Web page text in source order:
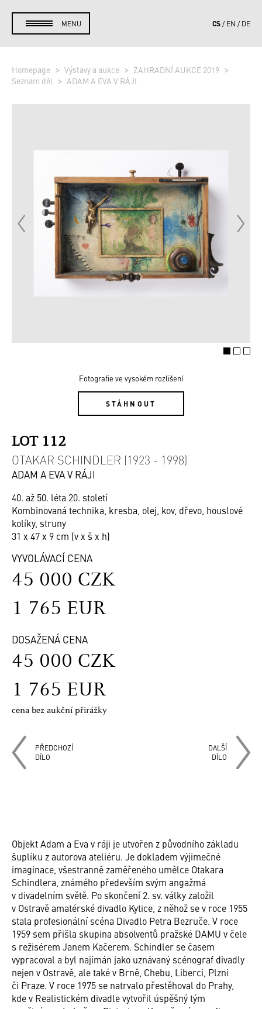
MENU CS EN DE
Homepage Výstavy a aukce
ZAHRADNÍ AUKCE 2019
Seznam děl
ADAM A EVA V RÁJI
Fotografie ve vysokém rozlišení
STÁHNOUT
LOT 112
OTAKAR SCHINDLER (1923 - 1998)
ADAM A EVA V RÁJI
40. až 50. léta 20. století
Kombinovaná technika, kresba, olej, kov, dřevo, houslové
kolíky, struny
31 x 47 x 9 cm (v x š x h)
VYVOLÁVACÍ CENA
45 000 CZK
1 765 EUR
DOSAŽENÁ CENA
45 000 CZK
1 765 EUR
cena bez aukční přirážky
PŘEDCHOZÍ
DÍLO
DALŠÍ
DÍLO
Objekt Adam a Eva v ráji je utvořen z původního základu
šuplíku z autorova ateliéru. Je dokladem výjimečné
imaginace, všestranně zaměřeného umělce Otakara
Schindlera, známého především svým angažmá
v divadelním světě. Po skončení 2. sv. války založil
v Ostravě amatérské divadlo Kytice, z něhož se v roce 1955
stala profesionální scéna Divadlo Petra Bezruče. V roce
1959 sem přišla skupina absolventů pražské DAMU v čele
s režisérem Janem Kačerem. Schindler se časem
vypracoval a byl najímán jako uznávaný scénograf divadly
nejen v Ostravě, ale také v Brně, Chebu, Liberci, Plzni
či Praze. V roce 1975 se natrvalo přestěhoval do Prahy,
kde v Realistickém divadle vytvořil úspěšný tým